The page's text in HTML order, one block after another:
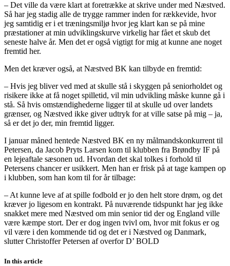
– Det ville da være klart at foretrække at skrive under med Næstved.
Så har jeg stadig alle de trygge rammer inden for rækkevide, hvor
jeg samtidig er i et træningsmiljø hvor jeg klart kan se på mine
præstationer at min udviklingskurve virkelig har fået et skub det
seneste halve år. Men det er også vigtigt for mig at kunne ane noget
fremtid her.
Men det kræver også, at Næstved BK kan tilbyde en fremtid:
– Hvis jeg bliver ved med at skulle stå i skyggen på seniorholdet og
risikere ikke at få noget spilletid, vil min udvikling måske kunne gå i
stå. Så hvis omstændighederne ligger til at skulle ud over landets
grænser, og Næstved ikke giver udtryk for at ville satse på mig – ja,
så er det jo der, min fremtid ligger.
I januar måned hentede Næstved BK en ny målmandskonkurrent til
Petersen, da Jacob Pryts Larsen kom til klubben fra Brøndby IF på
en lejeaftale sæsonen ud. Hvordan det skal tolkes i forhold til
Petersens chancer er usikkert. Men han er frisk på at tage kampen op
i klubben, som han kom til for år tilbage:
– At kunne leve af at spille fodbold er jo den helt store drøm, og det
kræver jo ligesom en kontrakt. På nuværende tidspunkt har jeg ikke
snakket mere med Næstved om min senior tid der og England ville
være kæmpe stort. Der er dog ingen tvivl om, hvor mit fokus er og
vil være i den kommende tid og det er i Næstved og Danmark,
slutter Christoffer Petersen af overfor D’ BOLD
In this article